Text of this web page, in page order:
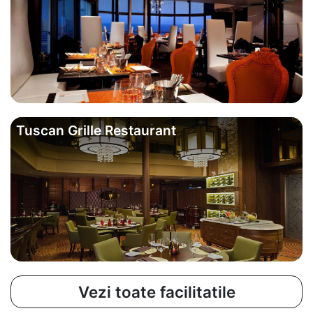
Tuscan Grille Restaurant
Vezi toate facilitatile